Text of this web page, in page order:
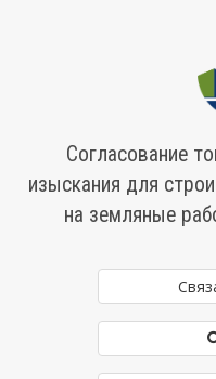
Согласование
изыскания для
на земляные